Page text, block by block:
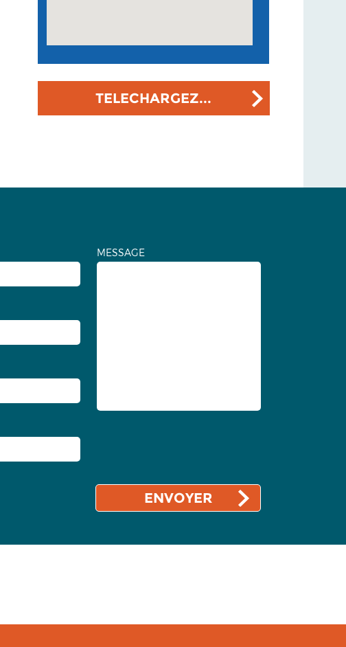
TELECHARGEZ...
MESSAGE